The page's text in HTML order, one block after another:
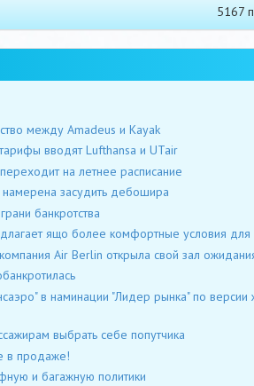
5167
между Amadeus и Kayak
вводят Lufthansa и UTair
на летнее расписание
засудить дебошира
банкротства
ящо более комфортные условия для
Air Berlin открыла свой зал
в наминации "Лидер рынка" по версии
выбрать себе попутчика
в продаже!
и багажную политики